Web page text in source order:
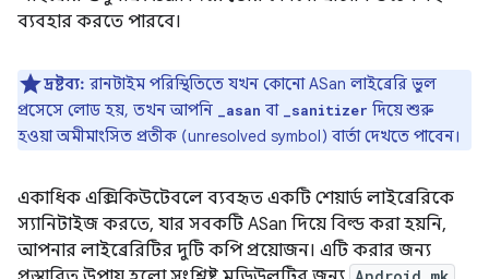
ব্যবহার করতে পারবে।
দ্রষ্টব্য: রানটাইম পরিস্থিতিতে যখন কোনো ASan লাইব্রেরি ভুল
প্রসেসে লোড হয়, তখন আপনি
_asan বা _sanitizer দিয়ে শুরু
হওয়া অমীমাংসিত প্রতীক (unresolved symbol) বার্তা দেখতে পাবেন।
একাধিক এক্সিকিউটেবলে ব্যবহৃত একটি শেয়ার্ড লাইব্রেরিকে
স্যানিটাইজ করতে, যার সবকটি ASan দিয়ে বিল্ড করা হয়নি,
আপনার লাইব্রেরিটির দুটি কপি প্রয়োজন। এটি করার জন্য